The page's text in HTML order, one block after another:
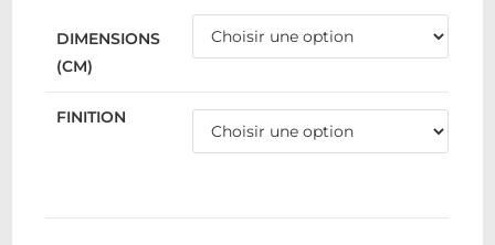
DIMENSIONS
(CM)
FINITION